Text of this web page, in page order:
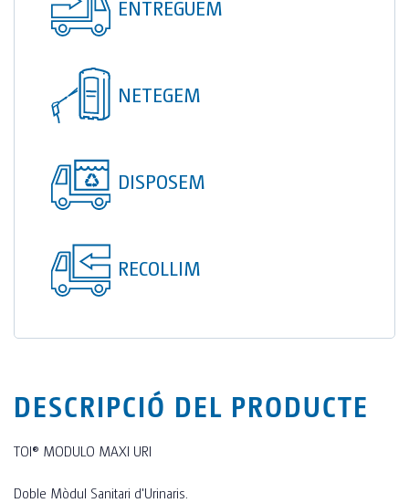
TOI® COLUMNA
TOI® HEATER
TOI® SHOWER
TOI® SHOWER EMERGE
ENTREGUEM
NETEGEM
DISPOSEM
RECOLLIM
DESCRIPCIÓ DEL PRODUCTE
TOI® MODULO MAXI URI
Doble Mòdul Sanitari d'Urinaris.